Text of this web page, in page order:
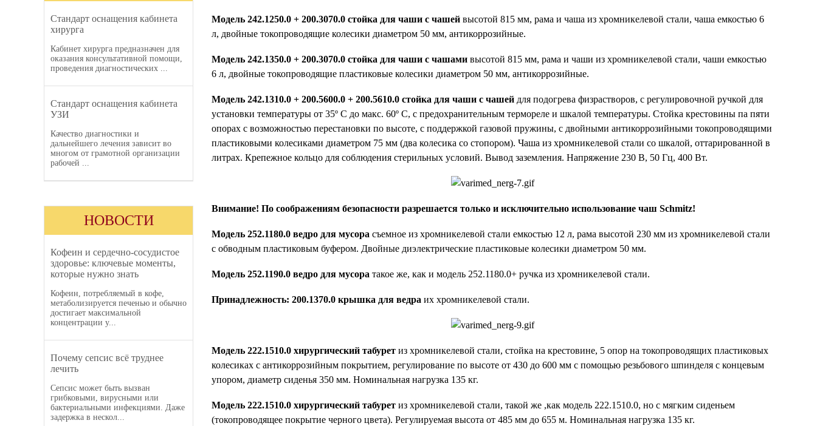
Стандарт оснащения кабинета
хирурга
Кабинет хирурга предназначен для
оказания консультативной помощи,
проведения диагностических ...
Стандарт оснащения кабинета
УЗИ
Качество диагностики и
дальнейшего лечения зависит во
многом от грамотной организации
рабочей ...
НОВОСТИ
Кофеин и сердечно-сосудистое
здоровье: ключевые моменты,
которые нужно знать
Кофеин, потребляемый в кофе,
метаболизируется печенью и обычно
достигает максимальной
концентрации у...
Почему сепсис всё труднее
лечить
Сепсис может быть вызван
грибковыми, вирусными или
бактериальными инфекциями. Даже
задержка в нескол...
Модель 242.1250.0 + 200.3070.0 стойка для чаши с чашей высотой 815 мм, рама и чаша из хромникелевой стали, чаша емкостью 6
л, двойные токопроводящие колесики диаметром 50 мм, антикоррозийные.
Модель 242.1350.0 + 200.3070.0 стойка для чаши с чашами высотой 815 мм, рама и чаши из хромникелевой стали, чаши емкостью
6 л, двойные токопроводящие пластиковые колесики диаметром 50 мм, антикоррозийные.
Модель 242.1310.0 + 200.5600.0 + 200.5610.0 стойка для чаши с чашей для подогрева физрастворов, с регулировочной ручкой для
установки температуры от 35º С до макс. 60º С, с предохранительным термореле и шкалой температуры. Стойка крестовины па пяти
опорах с возможностью перестановки по высоте, с поддержкой газовой пружины, с двойными антикоррозийными токопроводящими
пластиковыми колесиками диаметром 75 мм (два колесика со стопором). Чаша из хромникелевой стали со шкалой, оттарированной в
литрах. Крепежное кольцо для соблюдения стерильных условий. Вывод заземления. Напряжение 230 В, 50 Гц, 400 Вт.
Внимание! По соображениям безопасности разрешается только и исключительно использование чаш Schmitz!
Модель 252.1180.0 ведро для мусора съемное из хромникелевой стали емкостью 12 л, рама высотой 230 мм из хромникелевой стали
с обводным пластиковым буфером. Двойные диэлектрические пластиковые колесики диаметром 50 мм.
Модель 252.1190.0 ведро для мусора такое же, как и модель 252.1180.0+ ручка из хромникелевой стали.
Принадлежность: 200.1370.0 крышка для ведра их хромникелевой стали.
Модель 222.1510.0 хирургический табурет из хромникелевой стали, стойка на крестовине, 5 опор на токопроводящих пластиковых
колесиках с антикоррозийным покрытием, регулирование по высоте от 430 до 600 мм с помощью резьбового шпинделя с концевым
упором, диаметр сиденья 350 мм. Номинальная нагрузка 135 кг.
Модель 222.1510.0 хирургический табурет из хромникелевой стали, такой же ,как модель 222.1510.0, но с мягким сиденьем
(токопроводящее покрытие черного цвета). Регулируемая высота от 485 мм до 655 м. Номинальная нагрузка 135 кг.